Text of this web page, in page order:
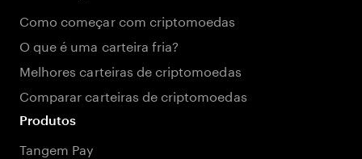
Como começar com criptomoedas
O que é uma carteira fria?
Melhores carteiras de criptomoedas
Comparar carteiras de criptomoedas
Produtos
Tangem Pay